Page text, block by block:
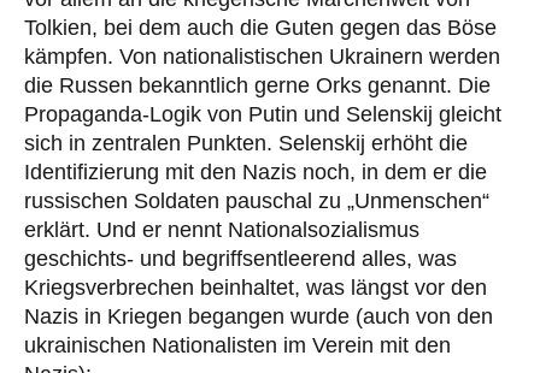
Tolkien, bei dem auch die Guten gegen das Böse
kämpfen. Von nationalistischen Ukrainern werden
die Russen bekanntlich gerne Orks genannt. Die
Propaganda-Logik von Putin und Selenskij gleicht
sich in zentralen Punkten. Selenskij erhöht die
Identifizierung mit den Nazis noch, in dem er die
russischen Soldaten pauschal zu „Unmenschen“
erklärt. Und er nennt Nationalsozialismus
geschichts- und begriffsentleerend alles, was
Kriegsverbrechen beinhaltet, was längst vor den
Nazis in Kriegen begangen wurde (auch von den
ukrainischen Nationalisten im Verein mit den